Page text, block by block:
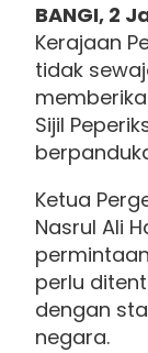
BANGI, 2
Kerajaan
tidak
Sijil
Ketua
Nasrul Ali
perlu
dengan
negara.